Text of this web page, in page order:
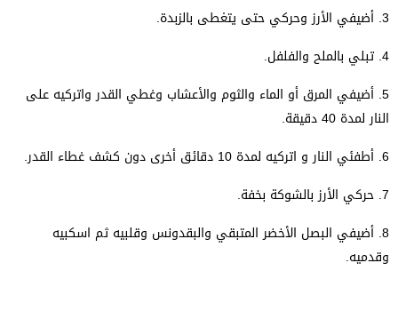
3. أضيفي الأرز وحركي حتى يتغطى بالزبدة.
4. تبلي بالملح والفلفل.
5. أضيفي المرق أو الماء والثوم والأعشاب وغطي القدر واتركيه على
النار لمدة 40 دقيقة.
6. أطفئي النار و اتركيه لمدة 10 دقائق أخرى دون كشف غطاء القدر.
7. حركي الأرز بالشوكة بخفة.
8. أ ضيفي البصل الأخضر المتبقي والبقدونس وقلبيه ثم اسكبيه
وقدميه.